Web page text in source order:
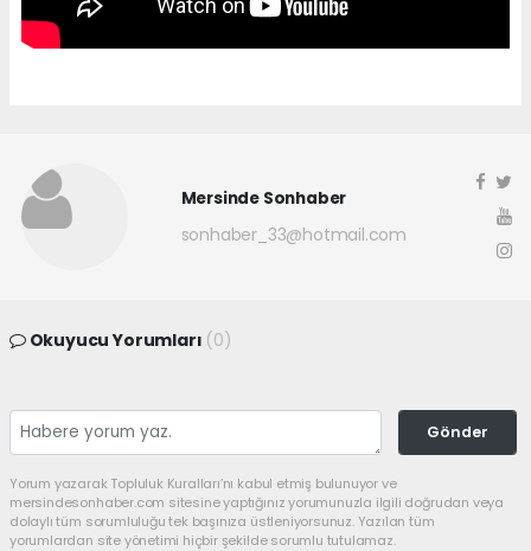
Mersinde Sonhaber
sonhaber_33@hotmail.com
Okuyucu Yorumları (0)
Gönder
Yorum yazarak Topluluk Kuralları’nı kabul etmiş bulunuyor ve
mersindesonhaber.com sitesine yaptığınız yorumunuzla ilgili doğrudan veya
dolaylı tüm sorumluluğu tek başınıza üstleniyorsunuz. Yazılan tüm
yorumlardan site yönetimi hiçbir şekilde sorumlu tutulamaz.